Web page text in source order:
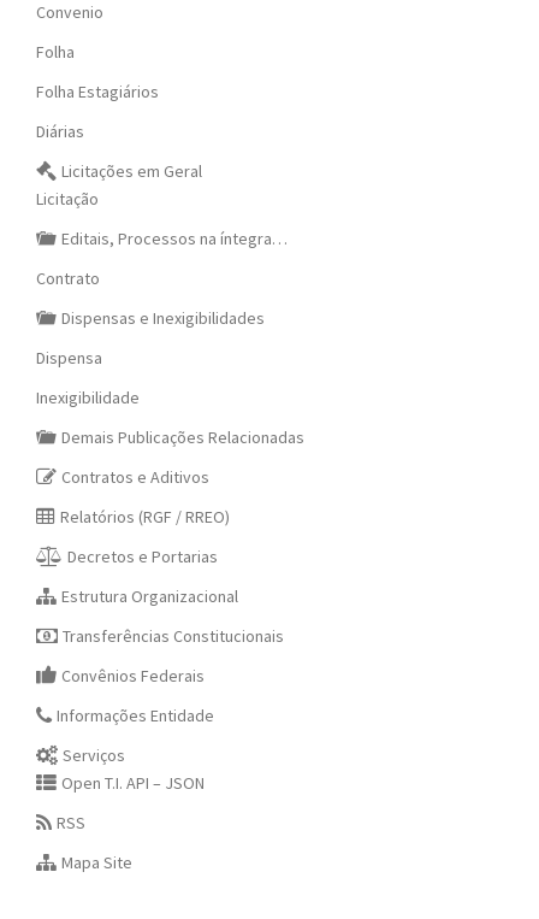
Convenio
Folha
Folha Estagiários
Diárias
Licitações em Geral
Licitação
Editais, Processos na íntegra…
Contrato
Dispensas e Inexigibilidades
Dispensa
Inexigibilidade
Demais Publicações Relacionadas
Contratos e Aditivos
Relatórios (RGF / RREO)
Decretos e Portarias
Estrutura Organizacional
Transferências Constitucionais
Convênios Federais
Informações Entidade
Serviços
Open T.I. API – JSON
RSS
Mapa Site